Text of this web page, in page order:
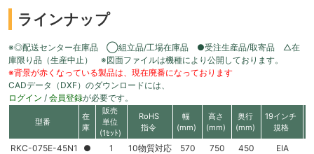
ラインナップ
※◎配送センター在庫品 ◯組立品/工場在庫品 ●受注生産品/取寄品 △在
庫限り品（生産中止） ※図面ファイルは機種により公開しております。
※背景が赤くなっている製品は、現在廃番になっております
CADデータ（DXF）のダウンロードには、
ログイン / 会員登録が必要です。
型番
在
庫
販売
単位
(1ｾｯﾄ)
RoHS
指令
幅
(mm)
高さ
(mm)
奥行
(mm)
19インチ
規格
RKC-075E-45N1 ● 1 10物質対応 570 750 450 EIA